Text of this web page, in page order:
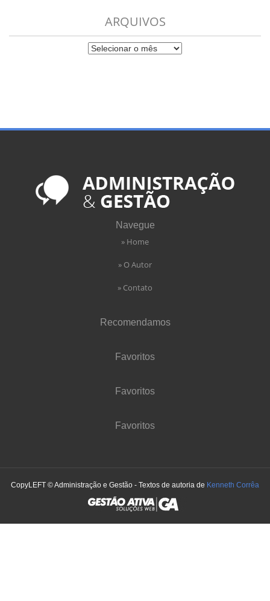
ARQUIVOS
Navegue
» Home
» O Autor
» Contato
Recomendamos
Favoritos
Favoritos
Favoritos
CopyLEFT © Administração e Gestão - Textos de autoria de Kenneth Corrêa